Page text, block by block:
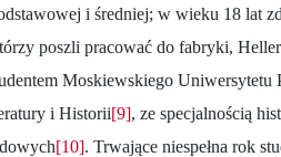
i średniej; w wieku 18 lat
poszli pracować do fabryki, Heller
Moskiewskiego
i Historii[9], ze specjalnością
[10]. Trwające niespełna rok